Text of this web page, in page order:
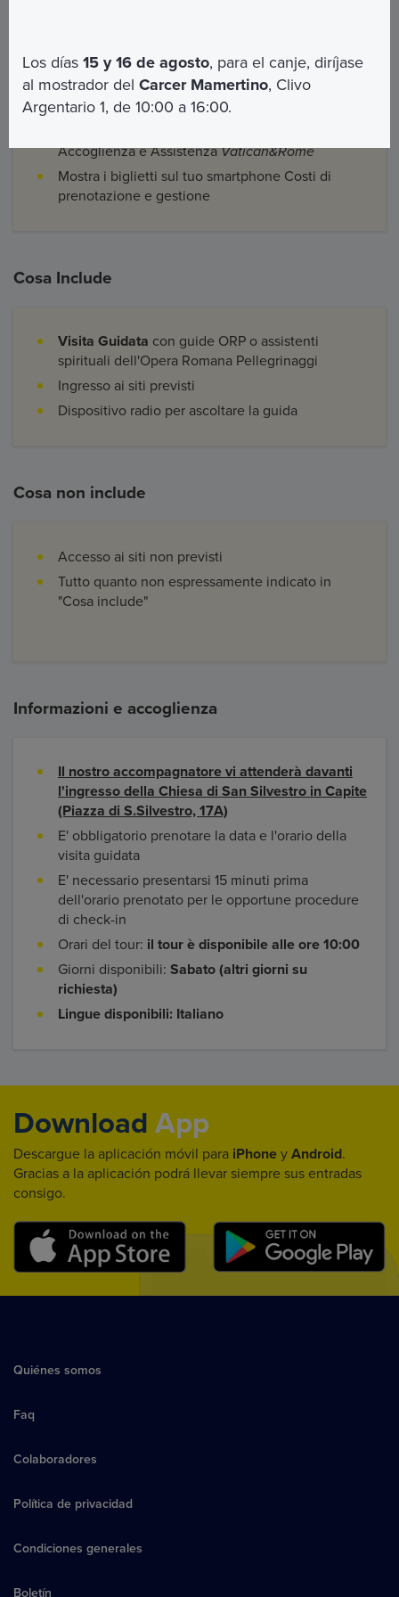
Accesso garantito su prenotazione
Dispositivo radio per ascoltare la guida
Accoglienza e AssistenzaVatican&Rome
Mostra i biglietti sul tuo smartphone Costi di
prenotazione e gestione
Cosa Include
Visita Guidata con guide ORP o assistenti
spirituali dell'Opera Romana Pellegrinaggi
Ingresso ai siti previsti
Dispositivo radio per ascoltare la guida
Cosa non include
Accesso ai siti non previsti
Tutto quanto non espressamente indicato in
"Cosa include"
Informazioni e accoglienza
Il nostro accompagnatore vi attenderà davanti
l'ingresso della Chiesa di San Silvestro in Capite
(Piazza di S.Silvestro, 17A)
E' obbligatorio prenotare la data e l'orario della
visita guidata
E' necessario presentarsi 15 minuti prima
dell'orario prenotato per le opportune procedure
di check-in
Orari del tour: il tour è disponibile alle ore 10:00
Giorni disponibili: Sabato (altri giorni su
richiesta)
Lingue disponibili: Italiano
Download App
Descargue la aplicación móvil para iPhone y Android.
Gracias a la aplicación podrá llevar siempre sus entradas
consigo.
Quiénes somos
Faq
Colaboradores
Política de privacidad
Condiciones generales
Boletín
Los días15 y 16 de agosto, para el canje, diríjase
al mostrador delCarcer Mamertino, Clivo
Argentario 1, de 10:00 a 16:00.